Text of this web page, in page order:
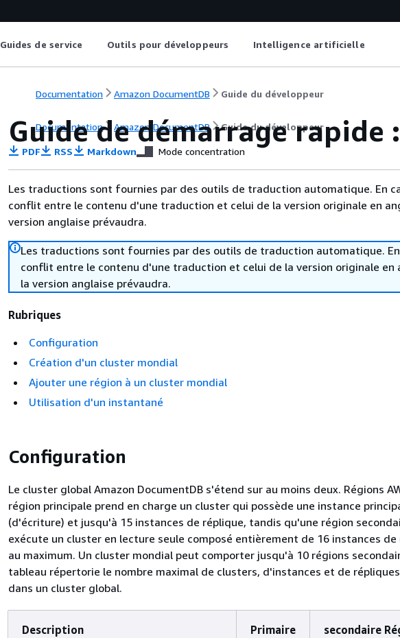
Guides de service Outils pour développeurs Intelligence artificielle
Documentation Amazon DocumentDB Guide du développeur
Documentation Amazon DocumentDB Guide du développeur
Guide de démarrage rapide
PDF RSS Markdown Mode concentration
Les traductions sont fournies par des outils de traduction automatique. En
conflit entre le contenu d'une traduction et celui de la version originale en
version anglaise prévaudra.
Les traductions sont fournies par des outils de traduction automatique.
conflit entre le contenu d'une traduction et celui de la version originale en
la version anglaise prévaudra.
Rubriques
Configuration
Création d'un cluster mondial
Ajouter une région à un cluster mondial
Utilisation d'un instantané
Configuration
Le cluster global Amazon DocumentDB s'étend sur au moins deux. Régions
région principale prend en charge un cluster qui possède une instance
(d'écriture) et jusqu'à 15 instances de réplique, tandis qu'une région
exécute un cluster en lecture seule composé entièrement de 16 instances de
au maximum. Un cluster mondial peut comporter jusqu'à 10 régions
tableau répertorie le nombre maximal de clusters, d'instances et de
dans un cluster global.
Description
Primaire
secondaire